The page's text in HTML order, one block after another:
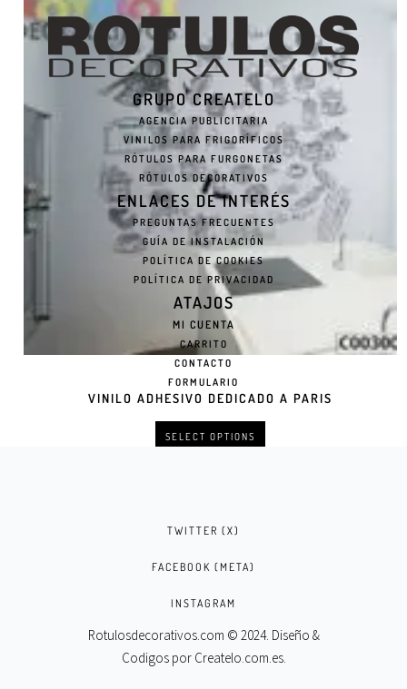
VINILO ADHESIVO DEDICADO A PARIS
SELECT OPTIONS
GRUPO CREATELO
AGENCIA PUBLICITARIA
VINILOS PARA FRIGORÍFICOS
RÓTULOS PARA FURGONETAS
RÓTULOS DECORATIVOS
ENLACES DE INTERÉS
PREGUNTAS FRECUENTES
GUÍA DE INSTALACIÓN
POLÍTICA DE COOKIES
POLÍTICA DE PRIVACIDAD
ATAJOS
MI CUENTA
CARRITO
CONTACTO
FORMULARIO
TWITTER (X)
FACEBOOK (META)
INSTAGRAM
Rotulosdecorativos.com © 2024. Diseño &
Codigos por Createlo.com.es.